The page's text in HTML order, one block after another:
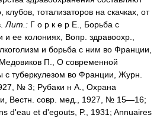
тотализаторов на скачках, от
Лит.: Г о р к е р Е., Борьба с
ее колониях, Вопр. здравоохр.,
и борьба с ним во Франции,
П., О современной
с туберкулезом во Франции, Журн.
№ 3; Рубаки н А., Охрана
Вестн. совр. мед., 1927, № 15—16;
d'eau et d'egouts, P., 1931; Annuaires